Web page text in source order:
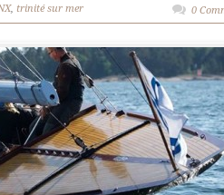
, trinité sur mer 0